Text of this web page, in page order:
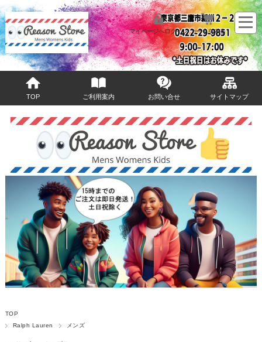
マイページへログイン カートをみる
TOP ご利用案内 お問い合せ サイトマップ
TOP
Ralph Lauren
メンズ